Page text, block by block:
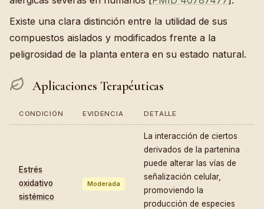
Existe una clara distinción entre la utilidad de sus
compuestos aislados y modificados frente a la
peligrosidad de la planta entera en su estado natural.
Aplicaciones Terapéuticas
CONDICIÓN EVIDENCIA DETALLE
Estrés
oxidativo
sistémico
Moderada
La interacción de ciertos
derivados de la partenina
puede alterar las vías de
señalización celular,
promoviendo la
producción de especies